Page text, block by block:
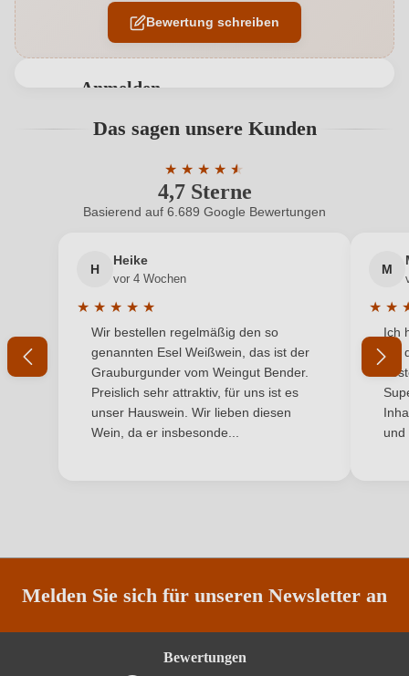
Geographische Angabe Chianti Classico DOCG
San Casciano in Val di Pesa, Italien
Qualität DOCG
Rebsorte Cuvée (Rot)
Toskana
Bewertung schreiben
Anmelden
Benutzern abgegeben werden. Bitte loggen Sie sich
Neuer Kunde? Neuer Kunde?
Ihre E-Mail-Adresse
Ihr Passwort
Ich habe mein Passwort vergessen
Das sagen unsere Kunden
4,7 Sterne
★ ★ ★ ★ ★
★
Durchschnittliche Bewertung von 4.7
Basierend auf 6.689 Google Bewertungen
H
Heike
vor 4 Wochen
★ ★ ★ ★ ★
Durchschnittliche Bewertung von 5 von 5 Sternen
Wir bestellen regelmäßig den so
genannten Esel Weißwein, das ist der
Grauburgunder vom Weingut Bender.
Preislich sehr attraktiv, für uns ist es
unser Hauswein. Wir lieben diesen
Wein, da er insbesonde...
M
★ ★
Ich
mit
und
Melden Sie sich für unseren Newsletter an
Bewertungen